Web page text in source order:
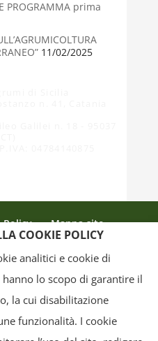
PROGRAMMA prima
11/02/2025
Policy
Mappa sito
del "Distretto Produttivo Agrumi di
COOKIE POLICY
analitici e cookie di
lo scopo di garantire il
la cui disabilitazione
funzionalità. I cookie